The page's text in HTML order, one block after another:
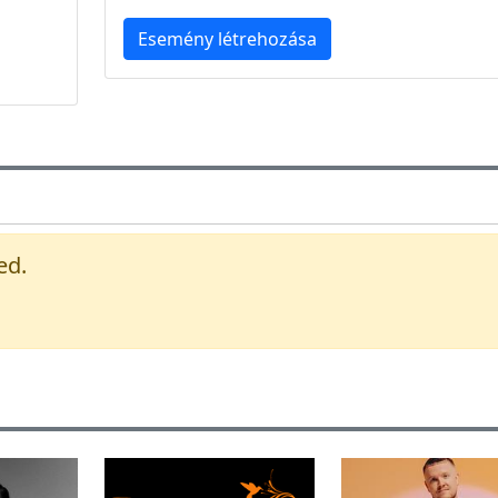
Esemény létrehozása